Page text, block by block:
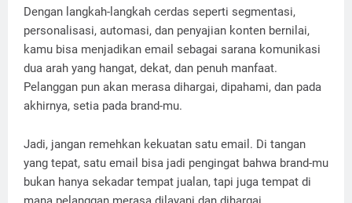
Dengan langkah-langkah cerdas seperti segmentasi,
personalisasi, automasi, dan penyajian konten bernilai,
kamu bisa menjadikan email sebagai sarana komunikasi
dua arah yang hangat, dekat, dan penuh manfaat.
Pelanggan pun akan merasa dihargai, dipahami, dan pada
akhirnya, setia pada brand-mu.
Jadi, jangan remehkan kekuatan satu email. Di tangan
yang tepat, satu email bisa jadi pengingat bahwa brand-mu
bukan hanya sekadar tempat jualan, tapi juga tempat di